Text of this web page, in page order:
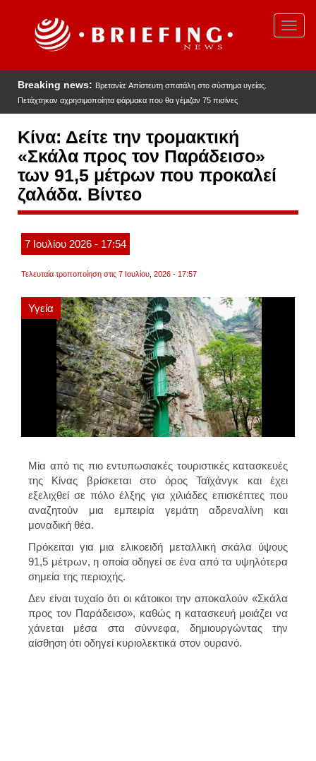
Breaking news: Βρετανία: Απίστευτη σπατάλη στο σύστημα υγείας.
Πετάχτηκαν αχρησιμοποίητα φάρμακα που θα γέμιζαν 75 πισίνες
Κίνα: Δείτε την τρομακτική
«Σκάλα προς τον Παράδεισο»
των 91,5 μέτρων που προκαλεί
ζαλάδα. Βίντεο
7 Ιουλίου 2026 - 17:54
Τελευταία τροποποίηση στις 7 Ιουλίου, 2026 - 17:57
Υγεία
Μία από τις πιο εντυπωσιακές τουριστικές κατασκευές
της Κίνας βρίσκεται στο όρος Ταϊχάνγκ και έχει
εξελιχθεί σε πόλο έλξης για χιλιάδες επισκέπτες που
αναζητούν μια εμπειρία γεμάτη αδρεναλίνη και
μοναδική θέα.
Πρόκειται για μια ελικοειδή μεταλλική σκάλα ύψους
91,5 μέτρων, η οποία οδηγεί σε ένα από τα υψηλότερα
σημεία της περιοχής.
Δεν είναι τυχαίο ότι οι κάτοικοι την αποκαλούν «Σκάλα
προς τον Παράδεισο», καθώς η κατασκευή μοιάζει να
χάνεται μέσα στα σύννεφα, δημιουργώντας την
αίσθηση ότι οδηγεί κυριολεκτικά στον ουρανό.